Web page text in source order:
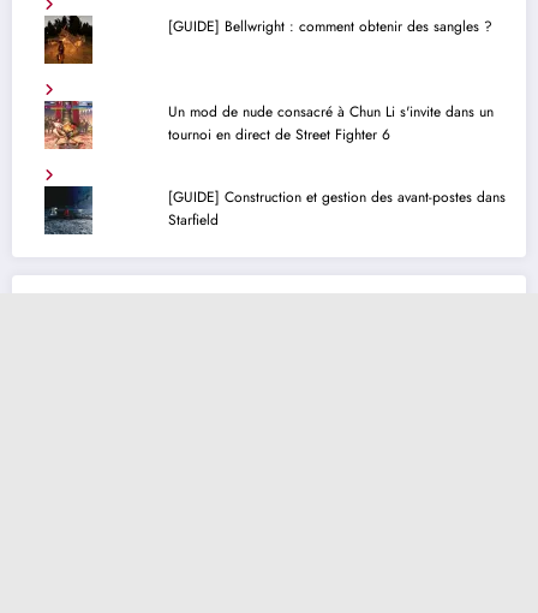
[GUIDE] Bellwright : comment obtenir des sangles ?
Un mod de nude consacré à Chun Li s'invite dans un
tournoi en direct de Street Fighter 6
[GUIDE] Construction et gestion des avant-postes dans
Starfield